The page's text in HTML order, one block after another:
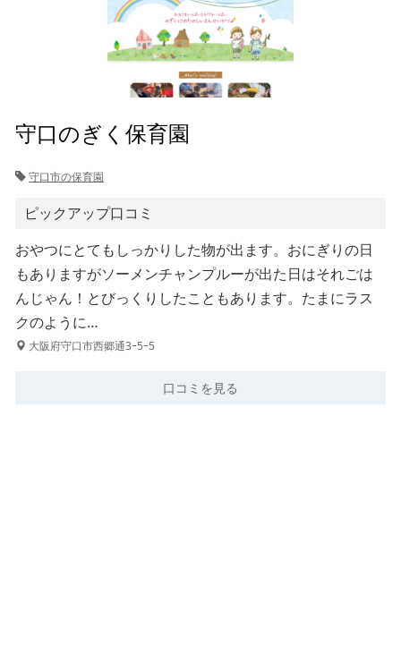
守口のぎく保育園
守口市の保育園
ピックアップ口コミ
おやつにとてもしっかりした物が出ます。おにぎりの日
もありますがソーメンチャンプルーが出た日はそれごは
んじゃん！とびっくりしたこともあります。たまにラス
クのように…
大阪府守口市西郷通3ｰ5ｰ5
口コミを見る